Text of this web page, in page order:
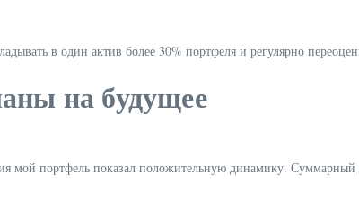
в один актив более 30% портфеля и регулярно
на будущее
мой портфель показал положительную динамику.